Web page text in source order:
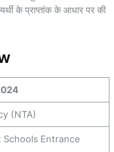
के प्राप्तांक के आधार पर की
(NTA)
Schools Entrance